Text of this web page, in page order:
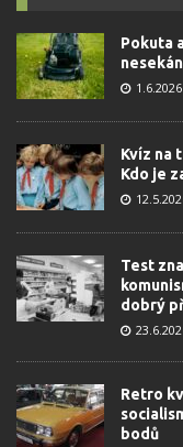
Pokuta
1.6.2026
Kvíz na
Kdo je
Test
dobrý
Retro
bodů